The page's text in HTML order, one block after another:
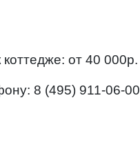
от 40 000р.
8 (495) 911-06-00